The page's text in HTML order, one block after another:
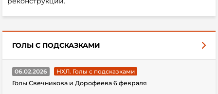
ГОЛЫ С ПОДСКАЗКАМИ
06.02.2026
НХЛ. Голы с подсказками
Голы Свечникова и Дорофеева 6 февраля